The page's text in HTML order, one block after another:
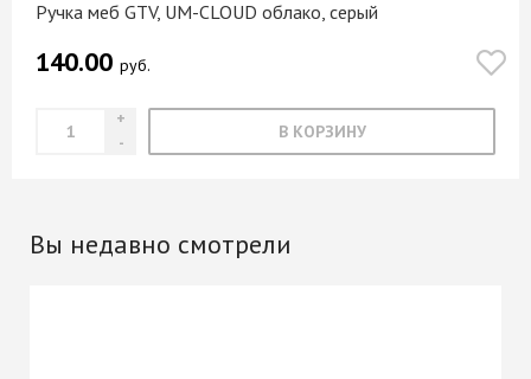
Ручка меб GTV, UM-CLOUD облако, серый
140.00 руб.
В КОРЗИНУ
Вы недавно смотрели